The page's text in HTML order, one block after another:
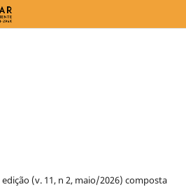
edição (v. 11, n 2, maio/2026) composta